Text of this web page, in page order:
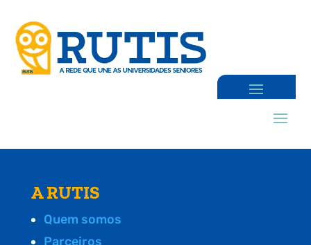
A RUTIS
Quem somos
Parceiros